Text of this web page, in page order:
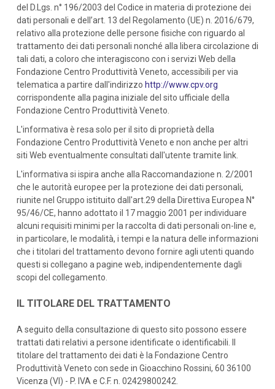
del D.Lgs. n° 196/2003 del Codice in materia di protezione dei
dati personali e dell’art. 13 del Regolamento (UE) n. 2016/679,
relativo alla protezione delle persone fisiche con riguardo al
trattamento dei dati personali nonché alla libera circolazione di
tali dati, a coloro che interagiscono con i servizi Web della
Fondazione Centro Produttività Veneto, accessibili per via
telematica a partire dall'indirizzo http://www.cpv.org
corrispondente alla pagina iniziale del sito ufficiale della
Fondazione Centro Produttività Veneto.
L'informativa è resa solo per il sito di proprietà della
Fondazione Centro Produttività Veneto e non anche per altri
siti Web eventualmente consultati dall'utente tramite link.
L'informativa si ispira anche alla Raccomandazione n. 2/2001
che le autorità europee per la protezione dei dati personali,
riunite nel Gruppo istituito dall'art.29 della Direttiva Europea N°
95/46/CE, hanno adottato il 17 maggio 2001 per individuare
alcuni requisiti minimi per la raccolta di dati personali on-line e,
in particolare, le modalità, i tempi e la natura delle informazioni
che i titolari del trattamento devono fornire agli utenti quando
questi si collegano a pagine web, indipendentemente dagli
scopi del collegamento.
IL TITOLARE DEL TRATTAMENTO
A seguito della consultazione di questo sito possono essere
trattati dati relativi a persone identificate o identificabili. Il
titolare del trattamento dei dati è la Fondazione Centro
Produttività Veneto con sede in Gioacchino Rossini, 60 36100
Vicenza (VI) - P. IVA e C.F. n. 02429800242.